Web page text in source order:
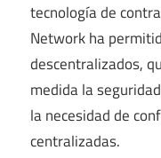
tecnología de
Network ha
descentralizados,
medida la
la necesidad de
centralizadas.